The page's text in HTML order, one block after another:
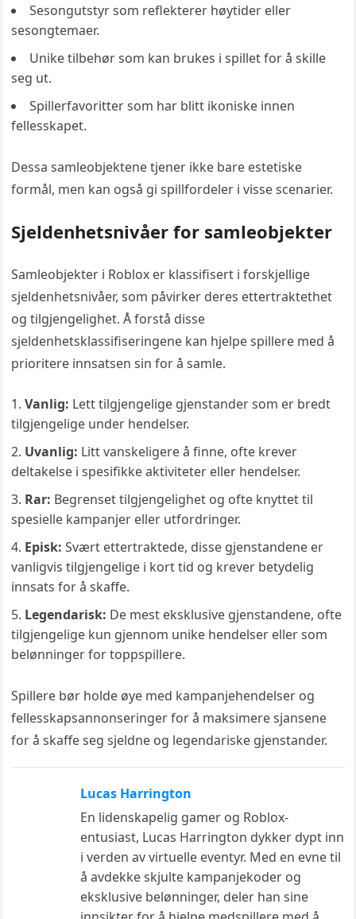
Sesongutstyr som reflekterer høytider eller
sesongtemaer.
Unike tilbehør som kan brukes i spillet for å skille
seg ut.
Spillerfavoritter som har blitt ikoniske innen
fellesskapet.
Dessa samleobjektene tjener ikke bare estetiske
formål, men kan også gi spillfordeler i visse scenarier.
Sjeldenhetsnivåer for samleobjekter
Samleobjekter i Roblox er klassifisert i forskjellige
sjeldenhetsnivåer, som påvirker deres ettertraktethet
og tilgjengelighet. Å forstå disse
sjeldenhetsklassifiseringene kan hjelpe spillere med å
prioritere innsatsen sin for å samle.
Vanlig: Lett tilgjengelige gjenstander som er bredt
tilgjengelige under hendelser.
Uvanlig: Litt vanskeligere å finne, ofte krever
deltakelse i spesifikke aktiviteter eller hendelser.
Rar: Begrenset tilgjengelighet og ofte knyttet til
spesielle kampanjer eller utfordringer.
Episk: Svært ettertraktede, disse gjenstandene er
vanligvis tilgjengelige i kort tid og krever betydelig
innsats for å skaffe.
Legendarisk: De mest eksklusive gjenstandene, ofte
tilgjengelige kun gjennom unike hendelser eller som
belønninger for toppspillere.
Spillere bør holde øye med kampanjehendelser og
fellesskapsannonseringer for å maksimere sjansene
for å skaffe seg sjeldne og legendariske gjenstander.
Lucas Harrington
En lidenskapelig gamer og Roblox-
entusiast, Lucas Harrington dykker dypt inn
i verden av virtuelle eventyr. Med en evne til
å avdekke skjulte kampanjekoder og
eksklusive belønninger, deler han sine